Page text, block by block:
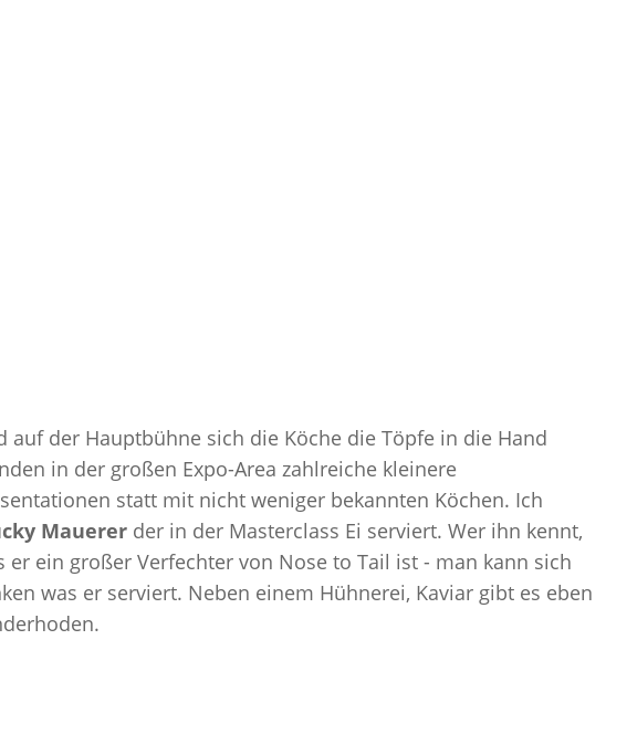
auf der Hauptbühne sich die Köche die Töpfe in die Hand
in der großen Expo-Area zahlreiche kleinere
statt mit nicht weniger bekannten Köchen. Ich
Mauerer der in der Masterclass Ei serviert. Wer ihn kennt,
er ein großer Verfechter von Nose to Tail ist - man kann sich
was er serviert. Neben einem Hühnerei, Kaviar gibt es eben